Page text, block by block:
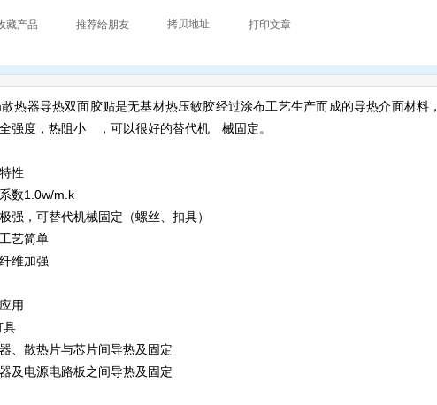
热器导热双面胶贴是无基材热压敏胶经过涂布工艺生产而成的导热介面材料
强度，热阻小 ，可以很好的替代机 械固定。
性
数1.0w/m.k
强，可替代机械固定（螺丝、扣具）
艺简单
维加强
用
具
、散热片与芯片间导热及固定
及电源电路板之间导热及固定